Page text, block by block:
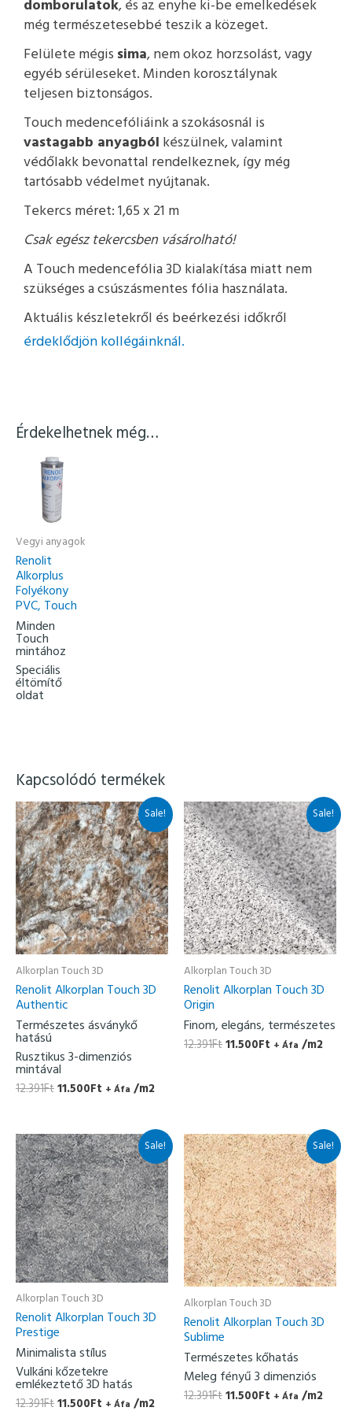
domborulatok, és az enyhe ki-be emelkedések
még természetesebbé teszik a közeget.
Felülete mégis sima, nem okoz horzsolást, vagy
egyéb sérüleseket. Minden korosztálynak
teljesen biztonságos.
Touch medencefóliáink a szokásosnál is
vastagabb anyagból készülnek, valamint
védőlakk bevonattal rendelkeznek, így még
tartósabb védelmet nyújtanak.
Tekercs méret: 1,65 x 21 m
Csak egész tekercsben vásárolható!
A Touch medencefólia 3D kialakítása miatt nem
szükséges a csúszásmentes fólia használata.
Aktuális készletekről és beérkezési időkről
érdeklődjön kollégáinknál.
Érdekelhetnek még…
Vegyi anyagok
Renolit
Alkorplus
Folyékony
PVC, Touch
Minden
Touch
mintához
Speciális
éltömítő
oldat
Kapcsolódó termékek
Sale!
Alkorplan Touch 3D
Renolit Alkorplan Touch 3D
Authentic
Természetes ásványkő
hatású
Rusztikus 3-dimenziós
mintával
12.391Ft
Original
price
was:
12.391Ft.
11.500Ft
Current
price
is:
11.500Ft.
+ Áfa /m2
Sale!
Alkorplan Touch 3D
Renolit Alkorplan Touch 3D
Origin
Finom, elegáns, természetes
12.391Ft
Original
price
was:
12.391Ft.
11.500Ft
Current
price
is:
11.500Ft.
+ Áfa /m2
Sale!
Alkorplan Touch 3D
Renolit Alkorplan Touch 3D
Prestige
Minimalista stílus
Vulkáni kőzetekre
emlékeztető 3D hatás
12.391Ft
Original
price
was:
12.391Ft.
11.500Ft
Current
price
is:
11.500Ft.
+ Áfa /m2
Sale!
Alkorplan Touch 3D
Renolit Alkorplan Touch 3D
Sublime
Természetes kőhatás
Meleg fényű 3 dimenziós
12.391Ft
Original
price
was:
12.391Ft.
11.500Ft
Current
price
is:
11.500Ft.
+ Áfa /m2